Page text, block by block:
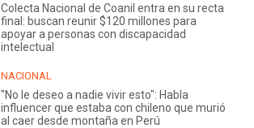
Colecta Nacional de Coanil entra en su recta
final: buscan reunir $120 millones para
apoyar a personas con discapacidad
intelectual
NACIONAL
"No le deseo a nadie vivir esto": Habla
influencer que estaba con chileno que murió
al caer desde montaña en Perú